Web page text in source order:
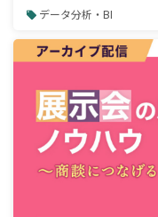
データ分析・BI